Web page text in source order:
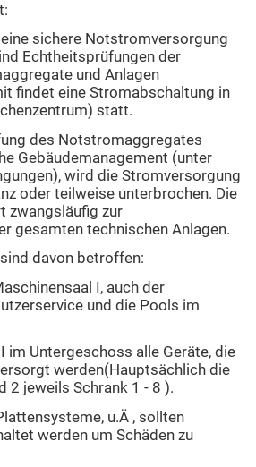
sichere Notstromversorgung
Echtheitsprüfungen der
und Anlagen
findet eine Stromabschaltung in
statt.
des Notstromaggregates
Gebäudemanagement (unter
wird die Stromversorgung
oder teilweise unterbrochen. Die
zwangsläufig zur
gesamten technischen Anlagen.
davon betroffen:
I, auch der
und die Pools im
im Untergeschoss alle Geräte, die
werden(Hauptsächlich die
2 jeweils Schrank 1 - 8 ).
u.Ä , sollten
werden um Schäden zu